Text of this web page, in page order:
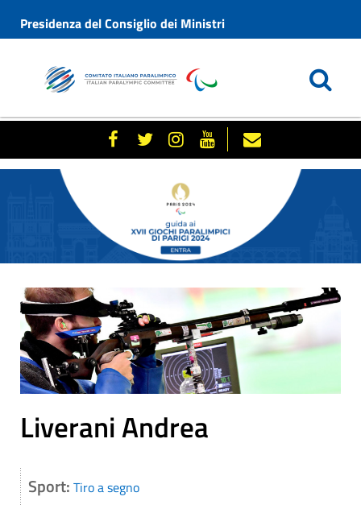
Presidenza del Consiglio dei Ministri
Liverani Andrea
Sport: Tiro a segno